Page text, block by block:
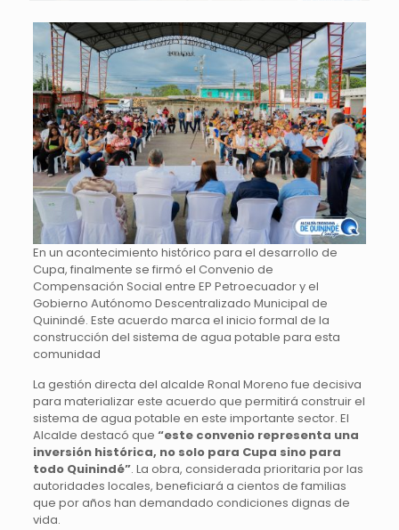
En un acontecimiento histórico para el desarrollo de
Cupa, finalmente se firmó el Convenio de
Compensación Social entre EP Petroecuador y el
Gobierno Autónomo Descentralizado Municipal de
Quinindé. Este acuerdo marca el inicio formal de la
construcción del sistema de agua potable para esta
comunidad
La gestión directa del alcalde Ronal Moreno fue decisiva
para materializar este acuerdo que permitirá construir el
sistema de agua potable en este importante sector. El
Alcalde destacó que “este convenio representa una
inversión histórica, no solo para Cupa sino para
todo Quinindé”. La obra, considerada prioritaria por las
autoridades locales, beneficiará a cientos de familias
que por años han demandado condiciones dignas de
vida.